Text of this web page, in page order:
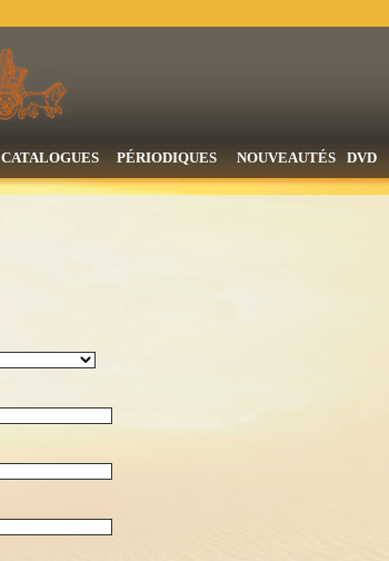
CATALOGUES PÉRIODIQUES NOUVEAUTÉS DVD